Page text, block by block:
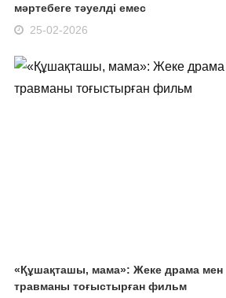
мәртебеге тәуелді емес
25-02-2026
«Құшақташы, мама»: Жеке драма мен
травманы тоғыстырған фильм